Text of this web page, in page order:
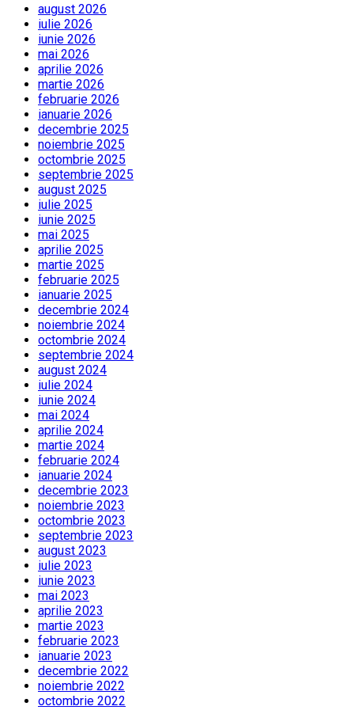
august 2026
iulie 2026
iunie 2026
mai 2026
aprilie 2026
martie 2026
februarie 2026
ianuarie 2026
decembrie 2025
noiembrie 2025
octombrie 2025
septembrie 2025
august 2025
iulie 2025
iunie 2025
mai 2025
aprilie 2025
martie 2025
februarie 2025
ianuarie 2025
decembrie 2024
noiembrie 2024
octombrie 2024
septembrie 2024
august 2024
iulie 2024
iunie 2024
mai 2024
aprilie 2024
martie 2024
februarie 2024
ianuarie 2024
decembrie 2023
noiembrie 2023
octombrie 2023
septembrie 2023
august 2023
iulie 2023
iunie 2023
mai 2023
aprilie 2023
martie 2023
februarie 2023
ianuarie 2023
decembrie 2022
noiembrie 2022
octombrie 2022